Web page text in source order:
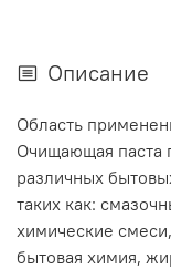
Описание
Область
Очищающая паста
различных
таких как:
химические
бытовая химия,